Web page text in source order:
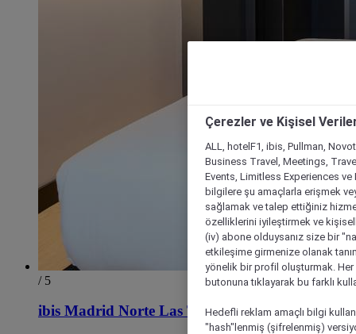
/ 5
ibis Madrid Norte Las Tablas
Çerezler ve Kişisel
ALL, hotelF1, ibis, Pullman,
Business Travel, Meetings,
Events, Limitless Experiences
bilgilere şu amaçlarla erişmek
sağlamak ve talep ettiğiniz
özelliklerini iyileştirmek ve
(iv) abone olduysanız size bir
etkileşime girmenize olanak
yönelik bir profil oluşturmak.
butonuna tıklayarak bu farklı
Hedefli reklam amaçlı bilgi
"hash"lenmiş (şifrelenmiş)